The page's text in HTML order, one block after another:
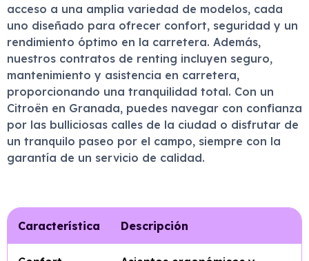
acceso a una amplia variedad de modelos, cada
uno diseñado para ofrecer confort, seguridad y un
rendimiento óptimo en la carretera. Además,
nuestros contratos de renting incluyen seguro,
mantenimiento y asistencia en carretera,
proporcionando una tranquilidad total. Con un
Citroën en Granada, puedes navegar con confianza
por las bulliciosas calles de la ciudad o disfrutar de
un tranquilo paseo por el campo, siempre con la
garantía de un servicio de calidad.
Característica Descripción